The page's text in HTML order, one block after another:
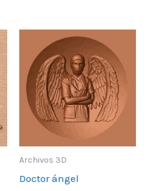
Archivos 3D
Doctor ángel